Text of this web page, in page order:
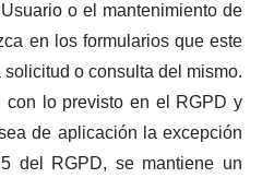
o el mantenimiento de
en los formularios que este
o consulta del mismo.
con lo previsto en el RGPD y
de aplicación la excepción
del RGPD, se mantiene un